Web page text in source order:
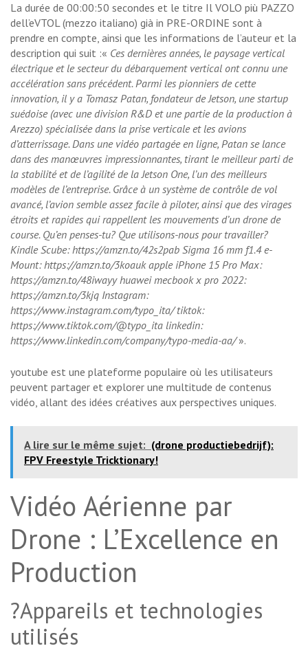
La durée de 00:00:50 secondes et le titre Il VOLO più PAZZO
dell’eVTOL (mezzo italiano) già in PRE-ORDINE sont à
prendre en compte, ainsi que les informations de l’auteur et la
description qui suit :« Ces dernières années, le paysage vertical
électrique et le secteur du débarquement vertical ont connu une
accélération sans précédent. Parmi les pionniers de cette
innovation, il y a Tomasz Patan, fondateur de Jetson, une startup
suédoise (avec une division R&D et une partie de la production à
Arezzo) spécialisée dans la prise verticale et les avions
d’atterrissage. Dans une vidéo partagée en ligne, Patan se lance
dans des manœuvres impressionnantes, tirant le meilleur parti de
la stabilité et de l’agilité de la Jetson One, l’un des meilleurs
modèles de l’entreprise. Grâce à un système de contrôle de vol
avancé, l’avion semble assez facile à piloter, ainsi que des virages
étroits et rapides qui rappellent les mouvements d’un drone de
course. Qu’en penses-tu? Que utilisons-nous pour travailler?
Kindle Scube: https://amzn.to/42s2pab Sigma 16 mm f1.4 e-
Mount: https://amzn.to/3koauk apple iPhone 15 Pro Max:
https://amzn.to/48iwayy huawei mecbook x pro 2022:
https://amzn.to/3kjq Instagram:
https://www.instagram.com/typo_ita/ tiktok:
https://www.tiktok.com/@typo_ita linkedin:
https://www.linkedin.com/company/typo-media-aa/».
youtube est une plateforme populaire où les utilisateurs
peuvent partager et explorer une multitude de contenus
vidéo, allant des idées créatives aux perspectives uniques.
A lire sur le même sujet: (drone productiebedrijf):
FPV Freestyle Tricktionary!
Vidéo Aérienne par
Drone : L’Excellence en
Production
?Appareils et technologies
utilisés